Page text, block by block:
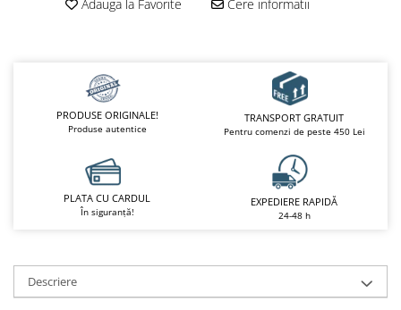
Adauga la Favorite Cere informatii
PRODUSE ORIGINALE!
Produse autentice
TRANSPORT GRATUIT
Pentru comenzi de peste 450 Lei
PLATA CU CARDUL
În siguranță!
EXPEDIERE RAPIDĂ
24-48 h
Descriere